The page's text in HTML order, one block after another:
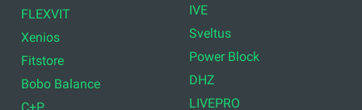
FLEXVIT
Xenios
Fitstore
Bobo Balance
C+P
IVE
Sveltus
Power Block
DHZ
LIVEPRO